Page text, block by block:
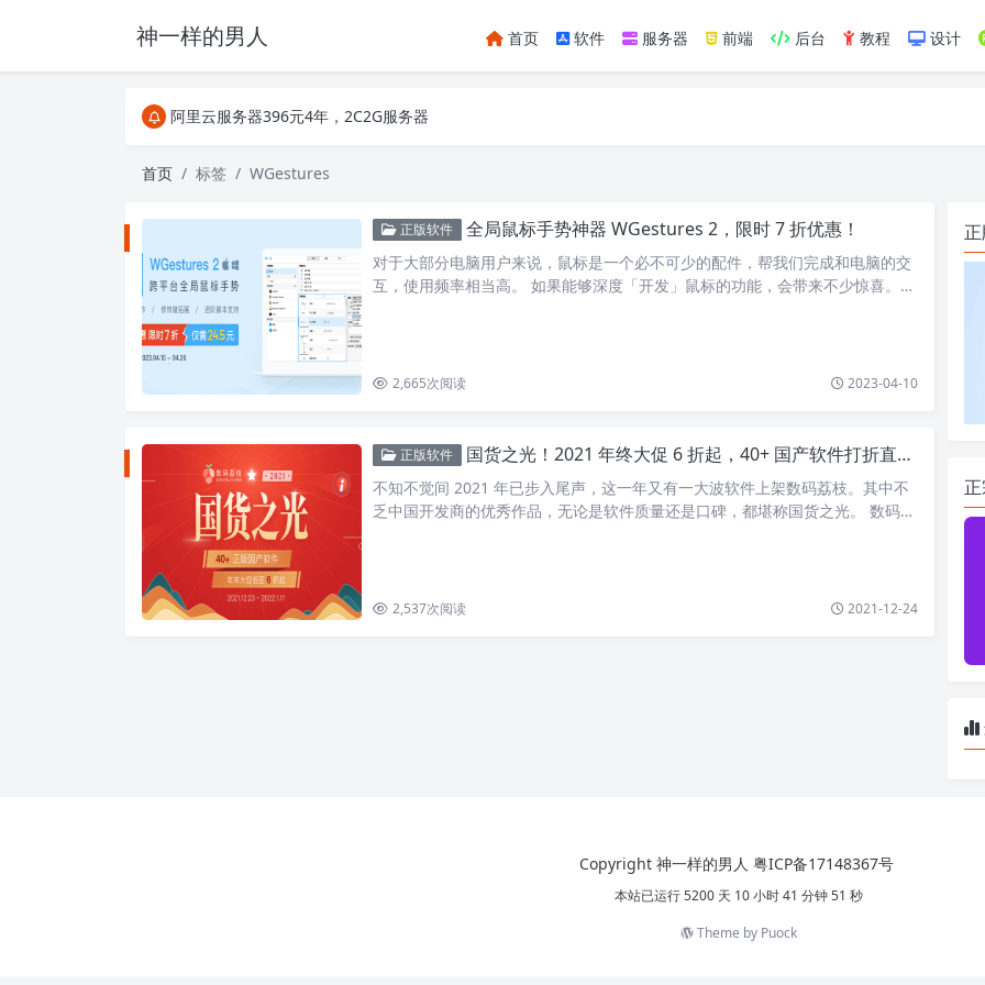
神一样的男人 首页 软件 服务器 前端 后台 教程 设计
阿里云服务器396元4年，2C2G服务器
关注Telegram频道有新消息第一时间推送
阿里云服务器396元4年，2C2G服务器
首页 标签 WGestures
正版软件 全局鼠标手势神器 WGestures 2，限时 7 折优惠！
对于大部分电脑用户来说，鼠标是一个必不可少的配件，帮我们完成和电脑的交
互，使用频率相当高。 如果能够深度「开发」鼠标的功能，会带来不少惊喜。比
2,665次阅读 2023-04-10
正版软件 国货之光！2021 年终大促 6 折起，40+ 国产软件打折直降！
不知不觉间 2021 年已步入尾声，这一年又有一大波软件上架数码荔枝。其中不
乏中国开发商的优秀作品，无论是软件质量还是口碑，都堪称国货之光。 数码荔
2,537次阅读 2021-12-24
Copyright 神一样的男人 粤ICP备17148367号
本站已运行 5200 天 10 小时 41 分钟 51 秒
Theme by Puock